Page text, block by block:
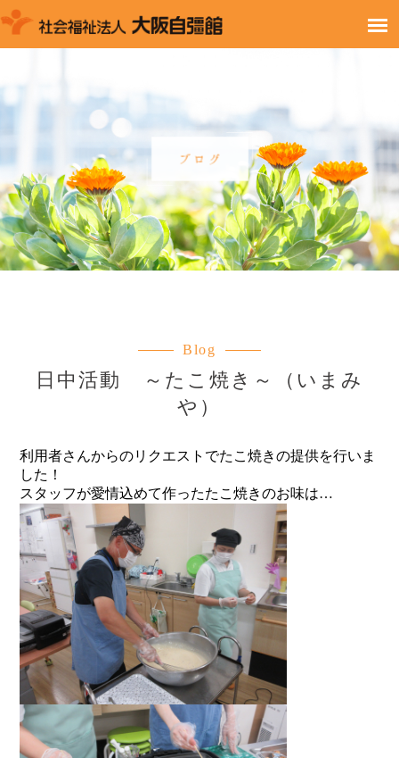
Blog
日中活動 ～たこ焼き～（いまみ
や）
利用者さんからのリクエストでたこ焼きの提供を行いま
した！
スタッフが愛情込めて作ったたこ焼きのお味は…